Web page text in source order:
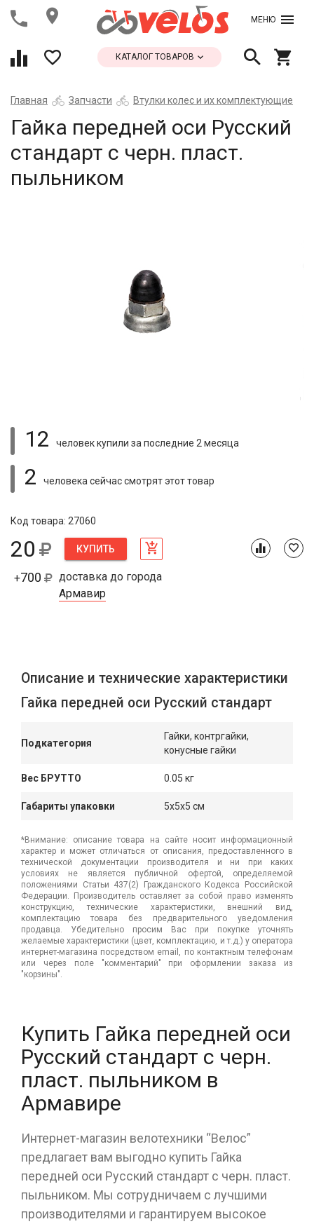
МЕНЮ
КАТАЛОГ ТОВАРОВ
Главная Запчасти Втулки колес и их комплектующие
Гайка передней оси Русский
стандарт с черн. пласт.
пыльником
12 человек купили за последние 2 месяца
2 человека сейчас смотрятэтот товар
Код товара: 27060
20 КУПИТЬ
+700
доставка до города
Армавир
Описание и технические характеристики
Гайка передней оси Русский стандарт
Подкатегория
Гайки, контргайки,
конусные гайки
Вес БРУТТО 0.05 кг
Габариты упаковки 5x5x5 см
*Внимание: описание товара на сайте носит информационный
характер и может отличаться от описания, предоставленного в
технической документации производителя и ни при каких
условиях не является публичной офертой, определяемой
положениями Статьи 437(2) Гражданского Кодекса Российской
Федерации. Производитель оставляет за собой право изменять
конструкцию, технические характеристики, внешний вид,
комплектацию товара без предварительного уведомления
продавца. Убедительно просим Вас при покупке уточнять
желаемые характеристики (цвет, комплектацию, и т.д.) у оператора
интернет-магазина посредством email, по контактным телефонам
или через поле "комментарий" при оформлении заказа из
"корзины".
Купить Гайка передней оси
Русский стандарт с черн.
пласт. пыльником в
Армавире
Интернет-магазин велотехники “Велос”
предлагает вам выгодно купить Гайка
передней оси Русский стандарт с черн. пласт.
пыльником. Мы сотрудничаем с лучшими
производителями и гарантируем высокое